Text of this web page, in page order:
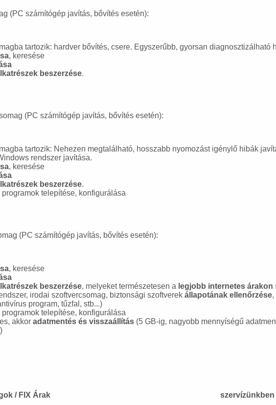
(PC számítógép javítás, bővítés esetén):
tartozik: hardver bővítés, csere. Egyszerűbb, gyorsan diagnosztizálható
, keresése
beszerzése.
(PC számítógép javítás, bővítés esetén):
tartozik: Nehezen megtalálható, hosszabb nyomozást igénylő hibák
rendszer javítása.
, keresése
beszerzése.
programok telepítése, konfigurálása
(PC számítógép javítás, bővítés esetén):
, keresése
beszerzése, melyeket természetesen a legjobb internetes árakon
irodai szoftvercsomag, biztonsági szoftverek állapotának ellenőrzése,
program, tűzfal, stb...)
programok telepítése, konfigurálása
akkor adatmentés és visszaállítás (5 GB-ig, nagyobb mennyíségű
)
/ FIX Árak szervízünkben